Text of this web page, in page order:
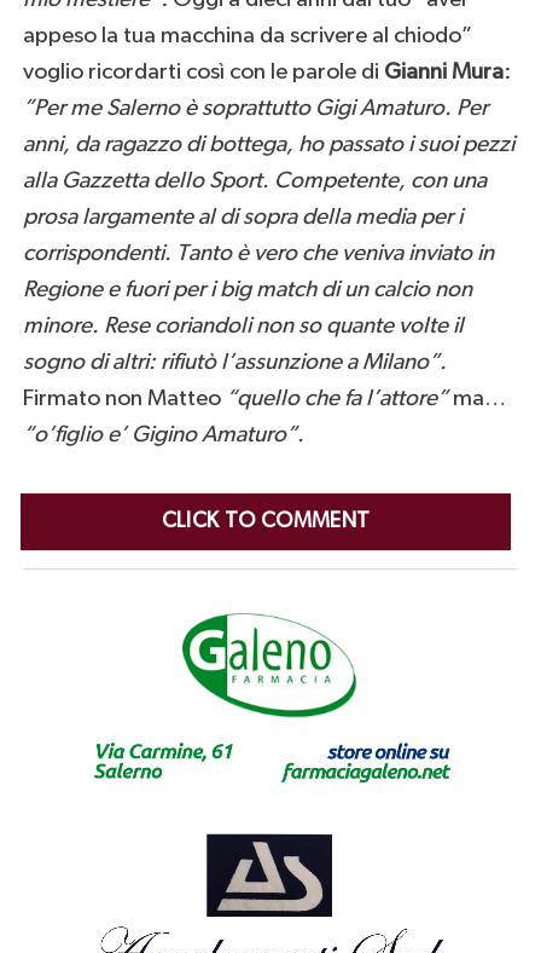
appeso la tua macchina da scrivere al chiodo”
voglio ricordarti così con le parole di Gianni Mura:
”Per me Salerno è soprattutto Gigi Amaturo. Per
anni, da ragazzo di bottega, ho passato i suoi pezzi
alla Gazzetta dello Sport. Competente, con una
prosa largamente al di sopra della media per i
corrispondenti. Tanto è vero che veniva inviato in
Regione e fuori per i big match di un calcio non
minore. Rese coriandoli non so quante volte il
sogno di altri: rifiutò l’assunzione a Milano”.
Firmato non Matteo “quello che fa l’attore”ma…
“o’figlio e’ Gigino Amaturo”.
CLICK TO COMMENT